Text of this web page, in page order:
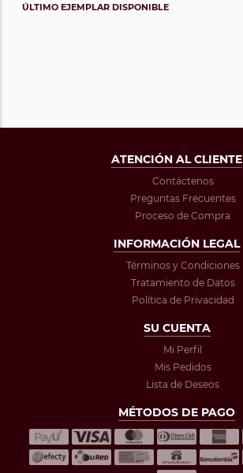
ÚLTIMO EJEMPLAR DISPONIBLE
ATENCIÓN AL CLIENTE
Contáctenos
Preguntas Frecuentes
Proceso de Compra
INFORMACIÓN LEGAL
Términos y Condiciones
Tratamiento de Datos
Política de Privacidad
SU CUENTA
Mi Perfil
Mis Pedidos
Lista de Deseos
MÉTODOS DE PAGO